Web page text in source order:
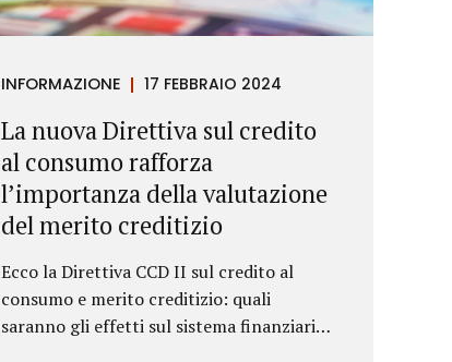
INFORMAZIONE 17 FEBBRAIO 2024
La nuova Direttiva sul credito
al consumo rafforza
l’importanza della valutazione
del merito creditizio
Ecco la Direttiva CCD II sul credito al
consumo e merito creditizio: quali
saranno gli effetti sul sistema finanziario e